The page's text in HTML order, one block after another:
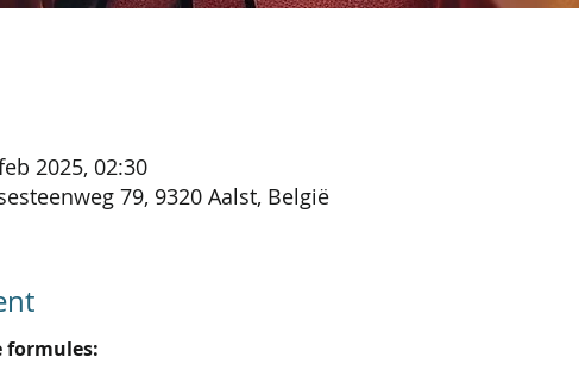
2025, 02:30
79, 9320 Aalst, België
formules: